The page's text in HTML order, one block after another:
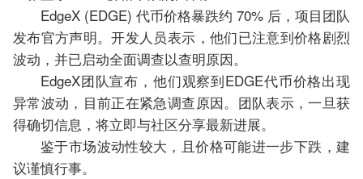
EdgeX (EDGE) 代币价格暴跌约 70% 后，项目团队
发布官方声明。开发人员表示，他们已注意到价格剧烈
波动，并已启动全面调查以查明原因。
EdgeX团队宣布，他们观察到EDGE代币价格出现
异常波动，目前正在紧急调查原因。团队表示，一旦获
得确切信息，将立即与社区分享最新进展。
鉴于市场波动性较大，且价格可能进一步下跌，建
议谨慎行事。